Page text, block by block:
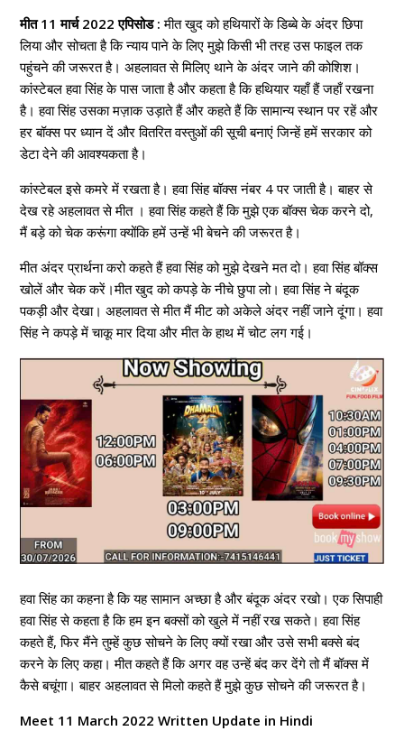
मीत 11 मार्च 2022 एपिसोड : मीत खुद को हथियारों के डिब्बे के अंदर छिपा
लिया और सोचता है कि न्याय पाने के लिए मुझे किसी भी तरह उस फाइल तक
पहुंचने की जरूरत है। अहलावत से मिलिए थाने के अंदर जाने की कोशिश।
कांस्टेबल हवा सिंह के पास जाता है और कहता है कि हथियार यहाँ हैं जहाँ रखना
है। हवा सिंह उसका मज़ाक उड़ाते हैं और कहते हैं कि सामान्य स्थान पर रहें और
हर बॉक्स पर ध्यान दें और वितरित वस्तुओं की सूची बनाएं जिन्हें हमें सरकार को
डेटा देने की आवश्यकता है।
कांस्टेबल इसे कमरे में रखता है। हवा सिंह बॉक्स नंबर 4 पर जाती है। बाहर से
देख रहे अहलावत से मीत । हवा सिंह कहते हैं कि मुझे एक बॉक्स चेक करने दो,
मैं बड़े को चेक करूंगा क्योंकि हमें उन्हें भी बेचने की जरूरत है।
मीत अंदर प्रार्थना करो कहते हैं हवा सिंह को मुझे देखने मत दो। हवा सिंह बॉक्स
खोलें और चेक करें।मीत खुद को कपड़े के नीचे छुपा लो। हवा सिंह ने बंदूक
पकड़ी और देखा। अहलावत से मीत मैं मीट को अकेले अंदर नहीं जाने दूंगा। हवा
सिंह ने कपड़े में चाकू मार दिया और मीत के हाथ में चोट लग गई।
हवा सिंह का कहना है कि यह सामान अच्छा है और बंदूक अंदर रखो। एक सिपाही
हवा सिंह से कहता है कि हम इन बक्सों को खुले में नहीं रख सकते। हवा सिंह
कहते हैं, फिर मैंने तुम्हें कुछ सोचने के लिए क्यों रखा और उसे सभी बक्से बंद
करने के लिए कहा। मीत कहते हैं कि अगर वह उन्हें बंद कर देंगे तो मैं बॉक्स में
कैसे बचूंगा। बाहर अहलावत से मिलो कहते हैं मुझे कुछ सोचने की जरूरत है।
Meet 11 March 2022 Written Update in Hindi